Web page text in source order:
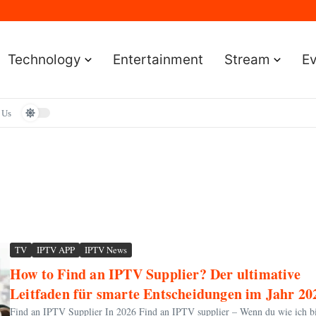
Leitfaden für Gamer
für Premium-Bildqualität
zum Vermögen und der Karriere
Technology Entertainment Stream
TV IPTV APP IPTV News
How to Find an IPTV Supplier? Der ultimative
Leitfaden für smarte Entscheidungen im Jahr
Find an IPTV Supplier In 2026 Find an IPTV supplier – Wenn du wie ich